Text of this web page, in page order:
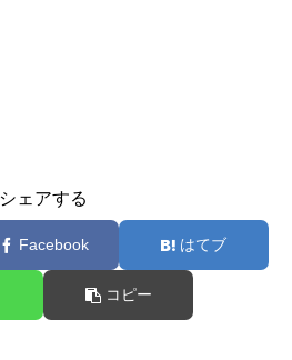
シェアする
Facebook はてブ
コピー